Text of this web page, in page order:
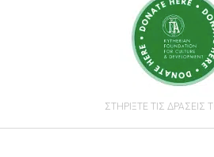
ΣΤΗΡΙΞΤΕ ΤΙΣ ΔΡΑΣΕΙΣ